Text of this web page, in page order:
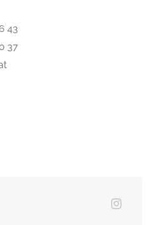
43
37